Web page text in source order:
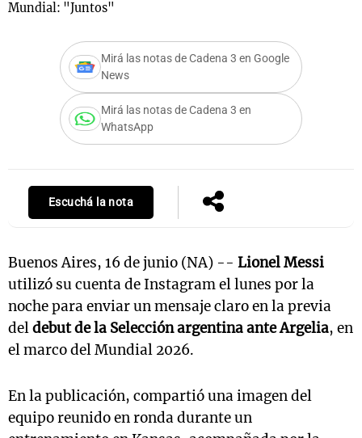
Mundial: "Juntos"
Mirá las notas de Cadena 3 en Google
News
Mirá las notas de Cadena 3 en
WhatsApp
Escuchá la nota
Buenos Aires, 16 de junio (NA) -- Lionel Messi
utilizó su cuenta de Instagram el lunes por la
noche para enviar un mensaje claro en la previa
deldebut de la Selección argentina ante Argelia, en
el marco del Mundial 2026.
En la publicación, compartió una imagen del
equipo reunido en ronda durante un